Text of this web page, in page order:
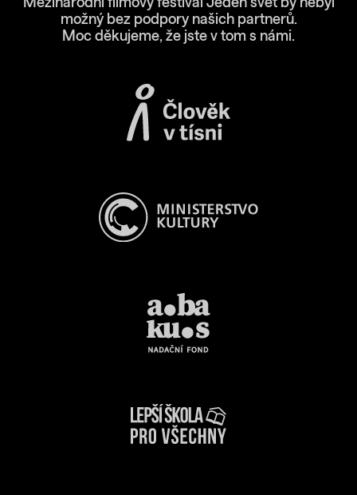
Mezinárodní filmový festival Jeden svět by nebyl
možný bez podpory našich partnerů.
Moc děkujeme, že jste v tom s námi.